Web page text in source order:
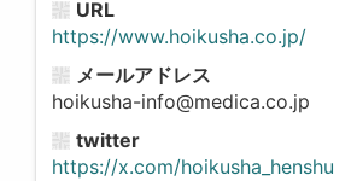
URL
https://www.hoikusha.co.jp/
メールアドレス
hoikusha-info@medica.co.jp
twitter
https://x.com/hoikusha_henshu